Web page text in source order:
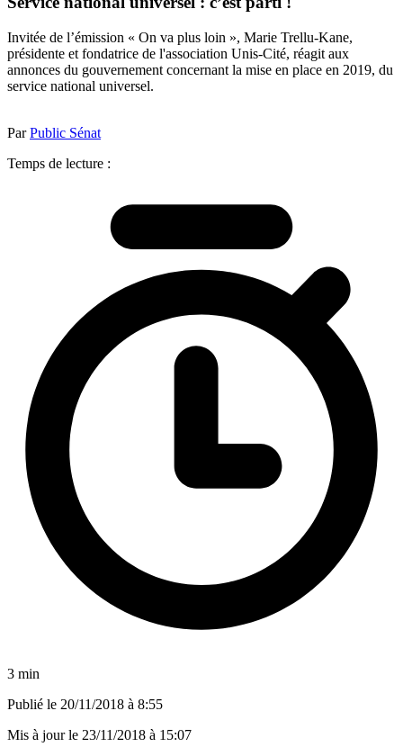
Invitée de l’émission « On va plus loin », Marie Trellu-Kane,
présidente et fondatrice de l'association Unis-Cité, réagit aux
annonces du gouvernement concernant la mise en place en 2019, du
service national universel.
ParPublic Sénat
Temps de lecture :
3 min
Publié le 20/11/2018 à 8:55
Mis à jour le 23/11/2018 à 15:07